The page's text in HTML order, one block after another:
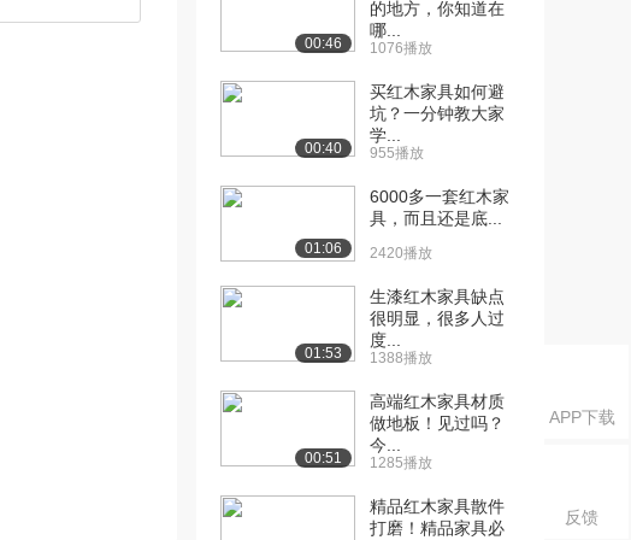
APP下载
反馈
00:46
的地方，你知道在
哪...
1076播放
00:40
买红木家具如何避
坑？一分钟教大家
学...
955播放
01:06
6000多一套红木家
具，而且还是底...
2420播放
01:53
生漆红木家具缺点
很明显，很多人过
度...
1388播放
00:51
高端红木家具材质
做地板！见过吗？
今...
1285播放
精品红木家具散件
打磨！精品家具必